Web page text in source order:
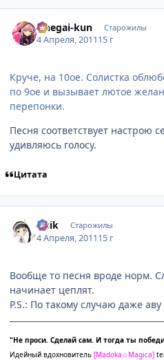
Onegai-kun Старожилы
4 Апреля, 201115 г
Круче, на 10ое. Солистка
по 9ое и вызывает лютое
перепонки.
Песня соответствует настрою
удивляюсь голосу.
Цитата
lesik Старожилы
4 Апреля, 201115 г
Вообще то песня вроде норм.
начинает цеплят.
P.S.: По такому случаю даже
"Не проси. Сделай сам. И тогда ты
Идейный вдохновитель [Madoka☆Magica]